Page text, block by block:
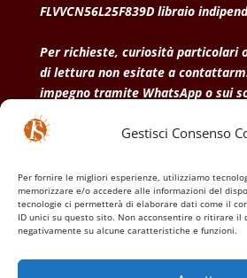
Gestisci Consenso
Per fornire le migliori esperienze, utilizziamo
memorizzare e/o accedere alle informazioni del
tecnologie ci permetterà di elaborare dati come il
ID unici su questo sito. Non acconsentire o ritirare il
negativamente su alcune caratteristiche e funzioni.
FLVVCN56L25F839D libraio
Per richieste, curiosità particolari
di lettura non esitate a
impegno tramite WhatsApp o sui
• Condizioni generali di vendita